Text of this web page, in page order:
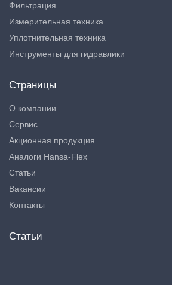
Фильтрация
Измерительная техника
Уплотнительная техника
Инструменты для гидравлики
Страницы
О компании
Сервис
Акционная продукция
Аналоги Hansa-Flex
Статьи
Вакансии
Контакты
Статьи